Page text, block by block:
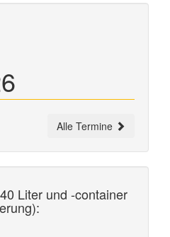
Alle Termine
Liter und -container